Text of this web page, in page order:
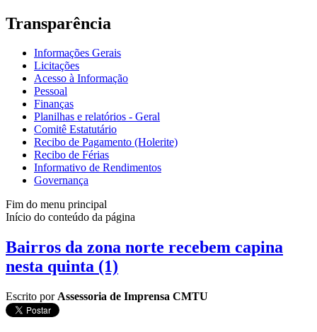
Transparência
Informações Gerais
Licitações
Acesso à Informação
Pessoal
Finanças
Planilhas e relatórios - Geral
Comitê Estatutário
Recibo de Pagamento (Holerite)
Recibo de Férias
Informativo de Rendimentos
Governança
Fim do menu principal
Início do conteúdo da página
Bairros da zona norte recebem capina
nesta quinta (1)
Escrito por Assessoria de Imprensa CMTU